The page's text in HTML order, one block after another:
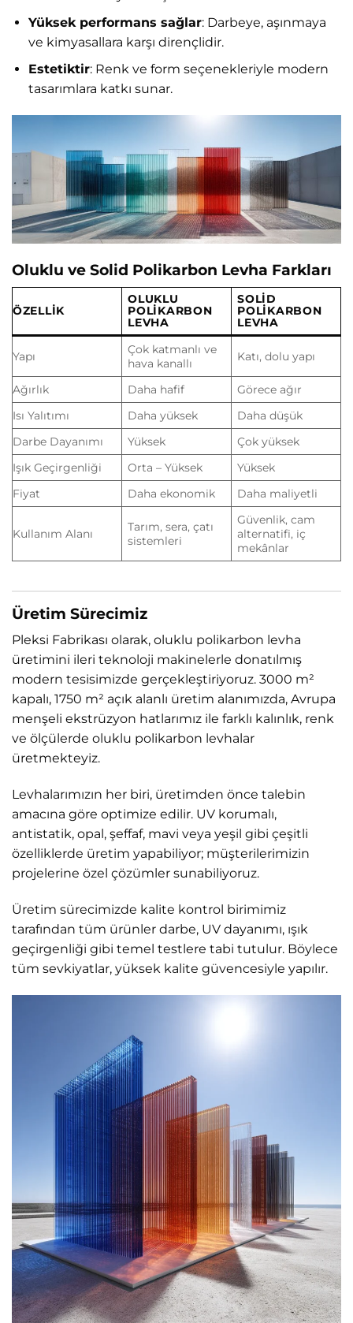
Yüksek performans sağlar: Darbeye, aşınmaya
ve kimyasallara karşı dirençlidir.
Estetiktir: Renk ve form seçenekleriyle modern
tasarımlara katkı sunar.
Oluklu ve Solid Polikarbon Levha Farkları
ÖZELLIK
OLUKLU
POLIKARBON
LEVHA
SOLID
POLIKARBON
LEVHA
Yapı
Çok katmanlı ve
hava kanallı
Katı, dolu yapı
Ağırlık Daha hafif
Görece ağır
Isı Yalıtımı
Daha yüksek
Daha düşük
Darbe Dayanımı
Yüksek
Çok yüksek
Işık Geçirgenliği
Orta – Yüksek
Yüksek
Fiyat
Daha ekonomik Daha maliyetli
Kullanım Alanı
Tarım, sera, çatı
sistemleri
Güvenlik, cam
alternatifi, iç
mekânlar
Üretim Sürecimiz
Pleksi Fabrikası olarak, oluklu polikarbon levha
üretimini ileri teknoloji makinelerle donatılmış
modern tesisimizde gerçekleştiriyoruz. 3000 m²
kapalı, 1750 m² açık alanlı üretim alanımızda, Avrupa
menşeli ekstrüzyon hatlarımız ile farklı kalınlık, renk
ve ölçülerde oluklu polikarbon levhalar
üretmekteyiz.
Levhalarımızın her biri, üretimden önce talebin
amacına göre optimize edilir. UV korumalı,
antistatik, opal, şeffaf, mavi veya yeşil gibi çeşitli
özelliklerde üretim yapabiliyor; müşterilerimizin
projelerine özel çözümler sunabiliyoruz.
Üretim sürecimizde kalite kontrol birimimiz
tarafından tüm ürünler darbe, UV dayanımı, ışık
geçirgenliği gibi temel testlere tabi tutulur. Böylece
tüm sevkiyatlar, yüksek kalite güvencesiyle yapılır.